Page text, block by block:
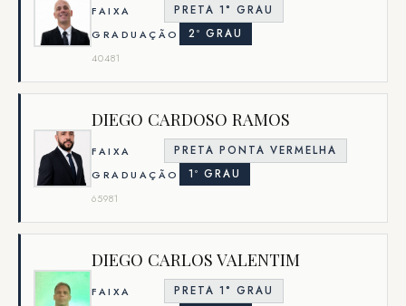
FAIXA
PRETA 1° GRAU
GRADUAÇÃO
2º GRAU
40481
DIEGO CARDOSO RAMOS
FAIXA
PRETA PONTA VERMELHA
GRADUAÇÃO
1º GRAU
65981
DIEGO CARLOS VALENTIM
FAIXA
PRETA 1° GRAU